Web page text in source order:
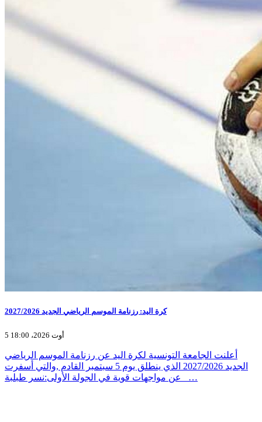
كرة اليد: رزنامة الموسم الرياضي الجديد 2027/2026
5 أوت 2026، 18:00
أعلنت الجامعة التونسية لكرة اليد عن رزنامة الموسم الرياضي
الجديد 2027/2026 الذي ينطلق يوم 5 سبتمبر القادم ,والتي أسفرت
عن مواجهات قوية في الجولة الأولى:نسر طبلبة _…